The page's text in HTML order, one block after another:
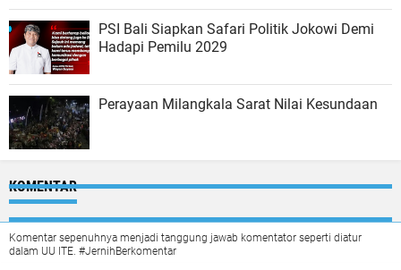
PSI Bali Siapkan Safari Politik Jokowi Demi
Hadapi Pemilu 2029
Perayaan Milangkala Sarat Nilai Kesundaan
KOMENTAR
Komentar sepenuhnya menjadi tanggung jawab komentator seperti diatur
dalam UU ITE. #JernihBerkomentar